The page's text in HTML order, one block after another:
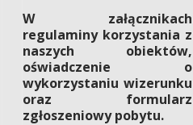
W załącznikach
regulaminy korzystania z
naszych obiektów,
oświadczenie o
wykorzystaniu wizerunku
oraz formularz
zgłoszeniowy pobytu.